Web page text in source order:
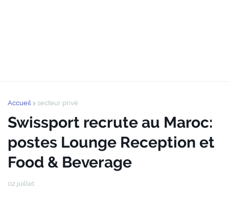
Accueil secteur privé
Swissport recrute au Maroc:
postes Lounge Reception et
Food & Beverage
02 juillet